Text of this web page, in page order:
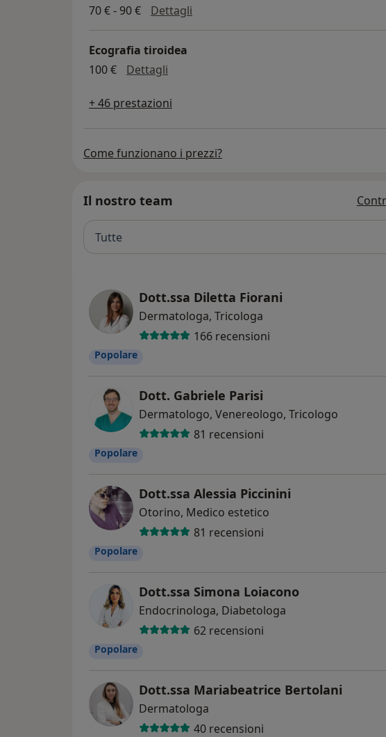
70 € - 90 €
Dettagli
Ecografia tiroidea
100 €
Dettagli
+ 46 prestazioni
Come funzionano i prezzi?
Il nostro team
Tutte
Dott.ssa Diletta Fiorani
Dermatologa, Tricologa
166 recensioni
Popolare
Dott. Gabriele Parisi
Dermatologo, Venereologo, Tricologo
81 recensioni
Popolare
Dott.ssa Alessia Piccinini
Otorino, Medico estetico
81 recensioni
Popolare
Dott.ssa Simona Loiacono
Endocrinologa, Diabetologa
62 recensioni
Popolare
Dott.ssa Mariabeatrice Bertolani
Dermatologa
40 recensioni